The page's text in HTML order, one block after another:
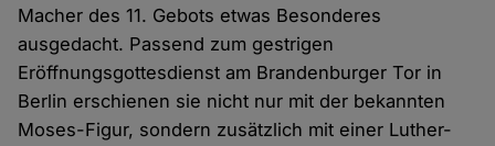
Macher des 11. Gebots etwas Besonderes
ausgedacht. Passend zum gestrigen
Eröffnungsgottesdienst am Brandenburger Tor in
Berlin erschienen sie nicht nur mit der bekannten
Moses-Figur, sondern zusätzlich mit einer Luther-